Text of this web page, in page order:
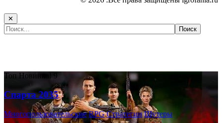
✕
Топ Новинка! 9
Спарта 2035
Многопользовательские RPG Стратегии Шутеры